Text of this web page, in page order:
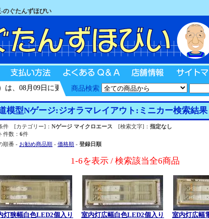
のぐたんずほびい
08月09日に更新 商品検索
模型Nゲージ:ジオラマレイアウト:ミニカー検索結果
件 [カテゴリー]： Nゲージ マイクロエース [検索文字]： 指定なし
件数： 6件
順番 - お勧め商品順 - 価格順 - 登録日順
1-6を表示 / 検索該当全6商品
灯狭幅白色LED2個入り 室内灯広幅白色LED2個入り
室内灯広幅